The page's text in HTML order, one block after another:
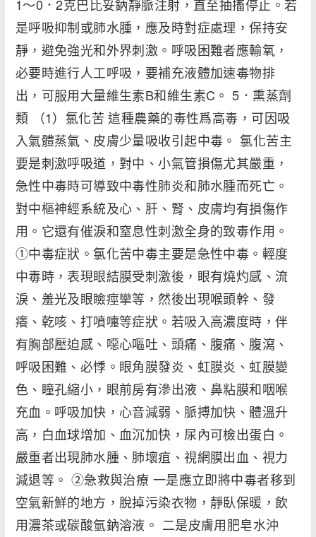
1～0．2克巴比妥鈉靜脈注射，直至抽搐停止。若
是呼吸抑制或肺水腫，應及時對症處理，保持安
靜，避免強光和外界刺激。呼吸困難者應輸氧，
必要時進行人工呼吸，要補充液體加速毒物排
出，可服用大量維生素B和維生素C。 5．熏蒸劑
類 （1）氯化苦 這種農藥的毒性爲高毒，可因吸
入氣體蒸氣、皮膚少量吸收引起中毒。 氯化苦主
要是刺激呼吸道，對中、小氣管損傷尤其嚴重，
急性中毒時可導致中毒性肺炎和肺水腫而死亡。
對中樞神經系統及心、肝、腎、皮膚均有損傷作
用。它還有催淚和窒息性刺激全身的致毒作用。
①中毒症狀。氯化苦中毒主要是急性中毒。輕度
中毒時，表現眼結膜受刺激後，眼有燒灼感、流
淚、羞光及眼瞼痙攣等，然後出現喉頭幹、發
癢、乾咳、打噴嚏等症狀。若吸入高濃度時，伴
有胸部壓迫感、噁心嘔吐、頭痛、腹痛、腹瀉、
呼吸困難、必悸。眼角膜發炎、虹膜炎、虹膜變
色、瞳孔縮小，眼前房有滲出液、鼻粘膜和咽喉
充血。呼吸加快，心音減弱、脈搏加快、體溫升
高，白血球增加、血沉加快，尿內可檢出蛋白。
嚴重者出現肺水腫、肺壞疽、視網膜出血、視力
減退等。 ②急救與治療 一是應立即將中毒者移到
空氣新鮮的地方，脫掉污染衣物，靜臥保暖，飲
用濃茶或碳酸氫鈉溶液。 二是皮膚用肥皂水沖